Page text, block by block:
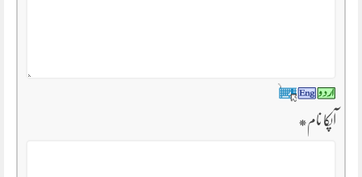
آپکا نام*